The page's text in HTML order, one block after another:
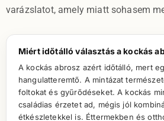
varázslatot, amely miatt sohasem
Miért időtálló választás a kockás
A kockás abrosz azért időtálló, mert
hangulatteremtő. A mintázat
foltokat és gyűrődéseket. A kockás
családias érzetet ad, mégis jól
étkészletekkel is. Éttermekben és